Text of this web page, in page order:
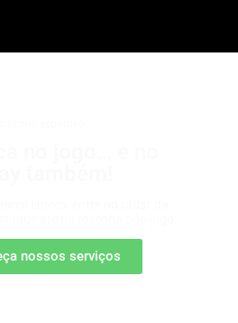
nossos serviços